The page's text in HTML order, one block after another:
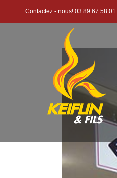
PasserContactez - nous! 03 89 67 58 01
Voir
l'image
agrandie